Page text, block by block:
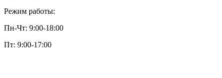
Режим работы:
Пн-Чт: 9:00-18:00
Пт: 9:00-17:00